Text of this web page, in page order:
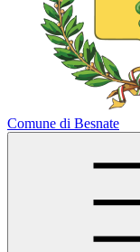
Comune di Besnate